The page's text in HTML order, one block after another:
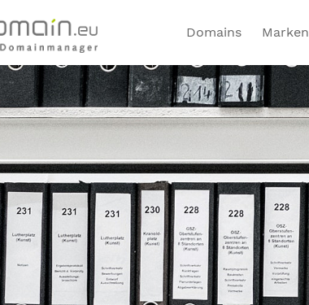
Domains Marken